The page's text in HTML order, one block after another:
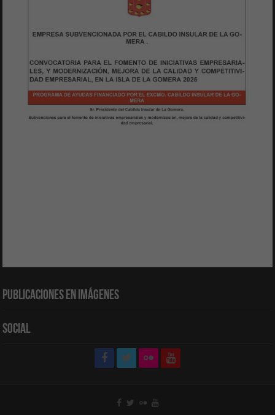
Publicaciones en Imágenes
Social